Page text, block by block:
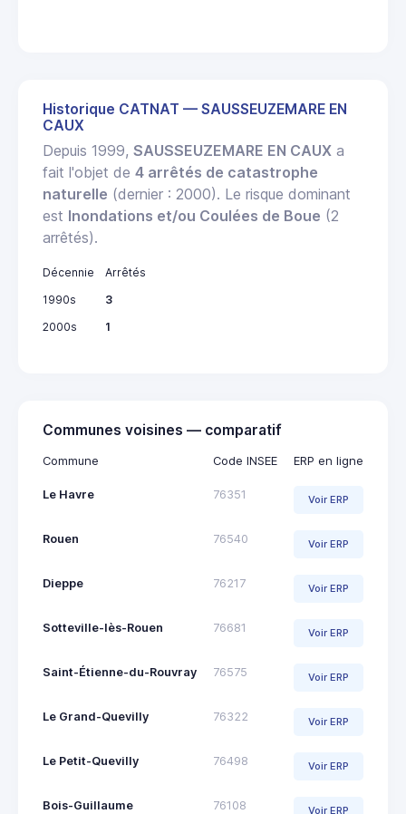
Historique CATNAT — SAUSSEUZEMARE EN
CAUX
Depuis 1999, SAUSSEUZEMARE EN CAUX a
fait l'objet de 4 arrêtés de catastrophe
naturelle (dernier : 2000). Le risque dominant
est Inondations et/ou Coulées de Boue (2
arrêtés).
Décennie
Arrêtés
1990s
3
2000s
1
Communes voisines — comparatif
Commune Code INSEE ERP en ligne
Le Havre 76351 Voir ERP
Rouen 76540 Voir ERP
Dieppe 76217 Voir ERP
Sotteville-lès-Rouen 76681 Voir ERP
Saint-Étienne-du-Rouvray 76575 Voir ERP
Le Grand-Quevilly 76322 Voir ERP
Le Petit-Quevilly 76498 Voir ERP
Bois-Guillaume 76108 Voir ERP